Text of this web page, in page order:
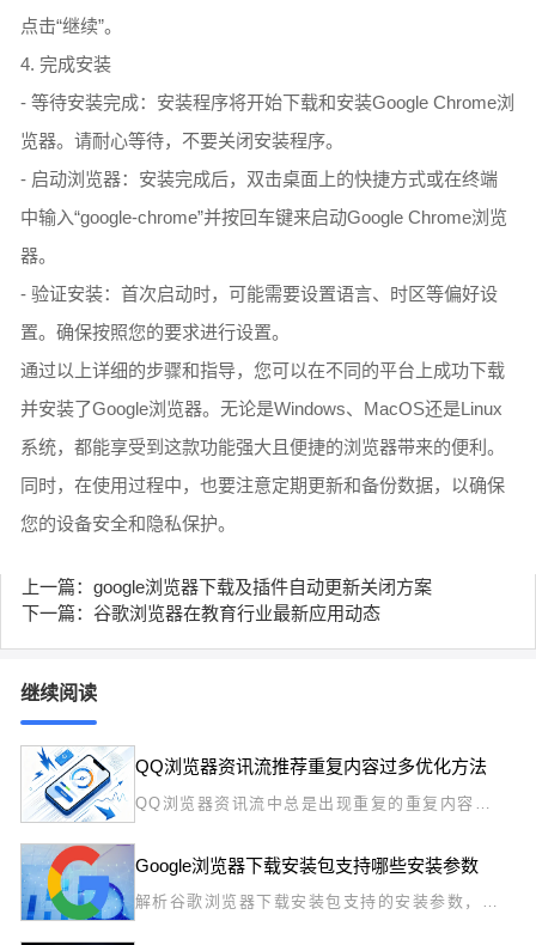
点击“继续”。
4. 完成安装
- 等待安装完成：安装程序将开始下载和安装Google Chrome浏
览器。请耐心等待，不要关闭安装程序。
- 启动浏览器：安装完成后，双击桌面上的快捷方式或在终端
中输入“google-chrome”并按回车键来启动Google Chrome浏览
器。
- 验证安装：首次启动时，可能需要设置语言、时区等偏好设
置。确保按照您的要求进行设置。
通过以上详细的步骤和指导，您可以在不同的平台上成功下载
并安装了Google浏览器。无论是Windows、MacOS还是Linux
系统，都能享受到这款功能强大且便捷的浏览器带来的便利。
同时，在使用过程中，也要注意定期更新和备份数据，以确保
您的设备安全和隐私保护。
上一篇：google浏览器下载及插件自动更新关闭方案
下一篇：谷歌浏览器在教育行业最新应用动态
继续阅读
QQ浏览器资讯流推荐重复内容过多优化方法
QQ浏览器资讯流中总是出现重复的重复内容干
扰视觉？本文深度解析个性化推荐的过滤逻辑，
分享一键屏蔽冗余资讯源及重置兴趣标签的实操
方案，帮您打造个性化阅读环境。
Google浏览器下载安装包支持哪些安装参数
解析谷歌浏览器下载安装包支持的安装参数，帮
助用户实现个性化定制安装。